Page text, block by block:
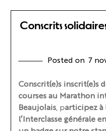
Conscrits
Posted on 7
Conscrit(e)s inscrit(e)s
courses au Marathon
Beaujolais, participez à
l’Interclasse générale